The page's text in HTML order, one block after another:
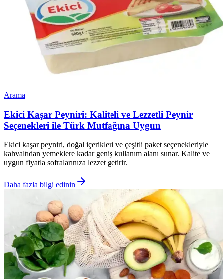
Arama
Ekici Kaşar Peyniri: Kaliteli ve Lezzetli Peynir
Seçenekleri ile Türk Mutfağına Uygun
Ekici kaşar peyniri, doğal içerikleri ve çeşitli paket seçenekleriyle
kahvaltıdan yemeklere kadar geniş kullanım alanı sunar. Kalite ve
uygun fiyatla sofralarınıza lezzet getirir.
Daha fazla bilgi edinin